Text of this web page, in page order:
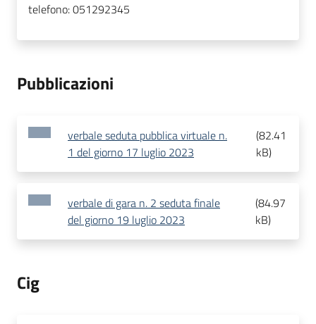
telefono:051292345
Pubblicazioni
verbale seduta pubblica virtuale n.
1 del giorno 17 luglio 2023
(82.41
kB)
verbale di gara n. 2 seduta finale
del giorno 19 luglio 2023
(84.97
kB)
Cig